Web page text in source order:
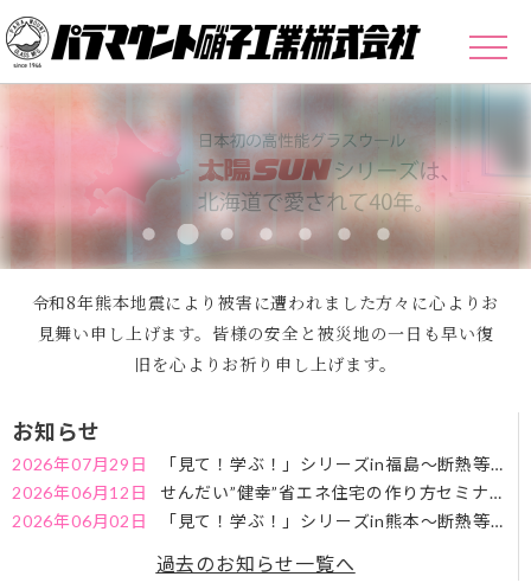
令和8年熊本地震により被害に遭われました方々に心よりお
見舞い申し上げます。皆様の安全と被災地の一日も早い復
旧を心よりお祈り申し上げます。
お知らせ
2026年07月29日
「見て！学ぶ！」シリーズin福島～断熱等級
7が必要な理由～セミナーのお知らせ
2026年06月12日
せんだい”健幸”省エネ住宅の作り方セミナー
のお知らせ
2026年06月02日
「見て！学ぶ！」シリーズin熊本～断熱等級
過去のお知らせ一覧へ